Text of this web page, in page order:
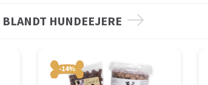
HUNDEEJERE
-14%